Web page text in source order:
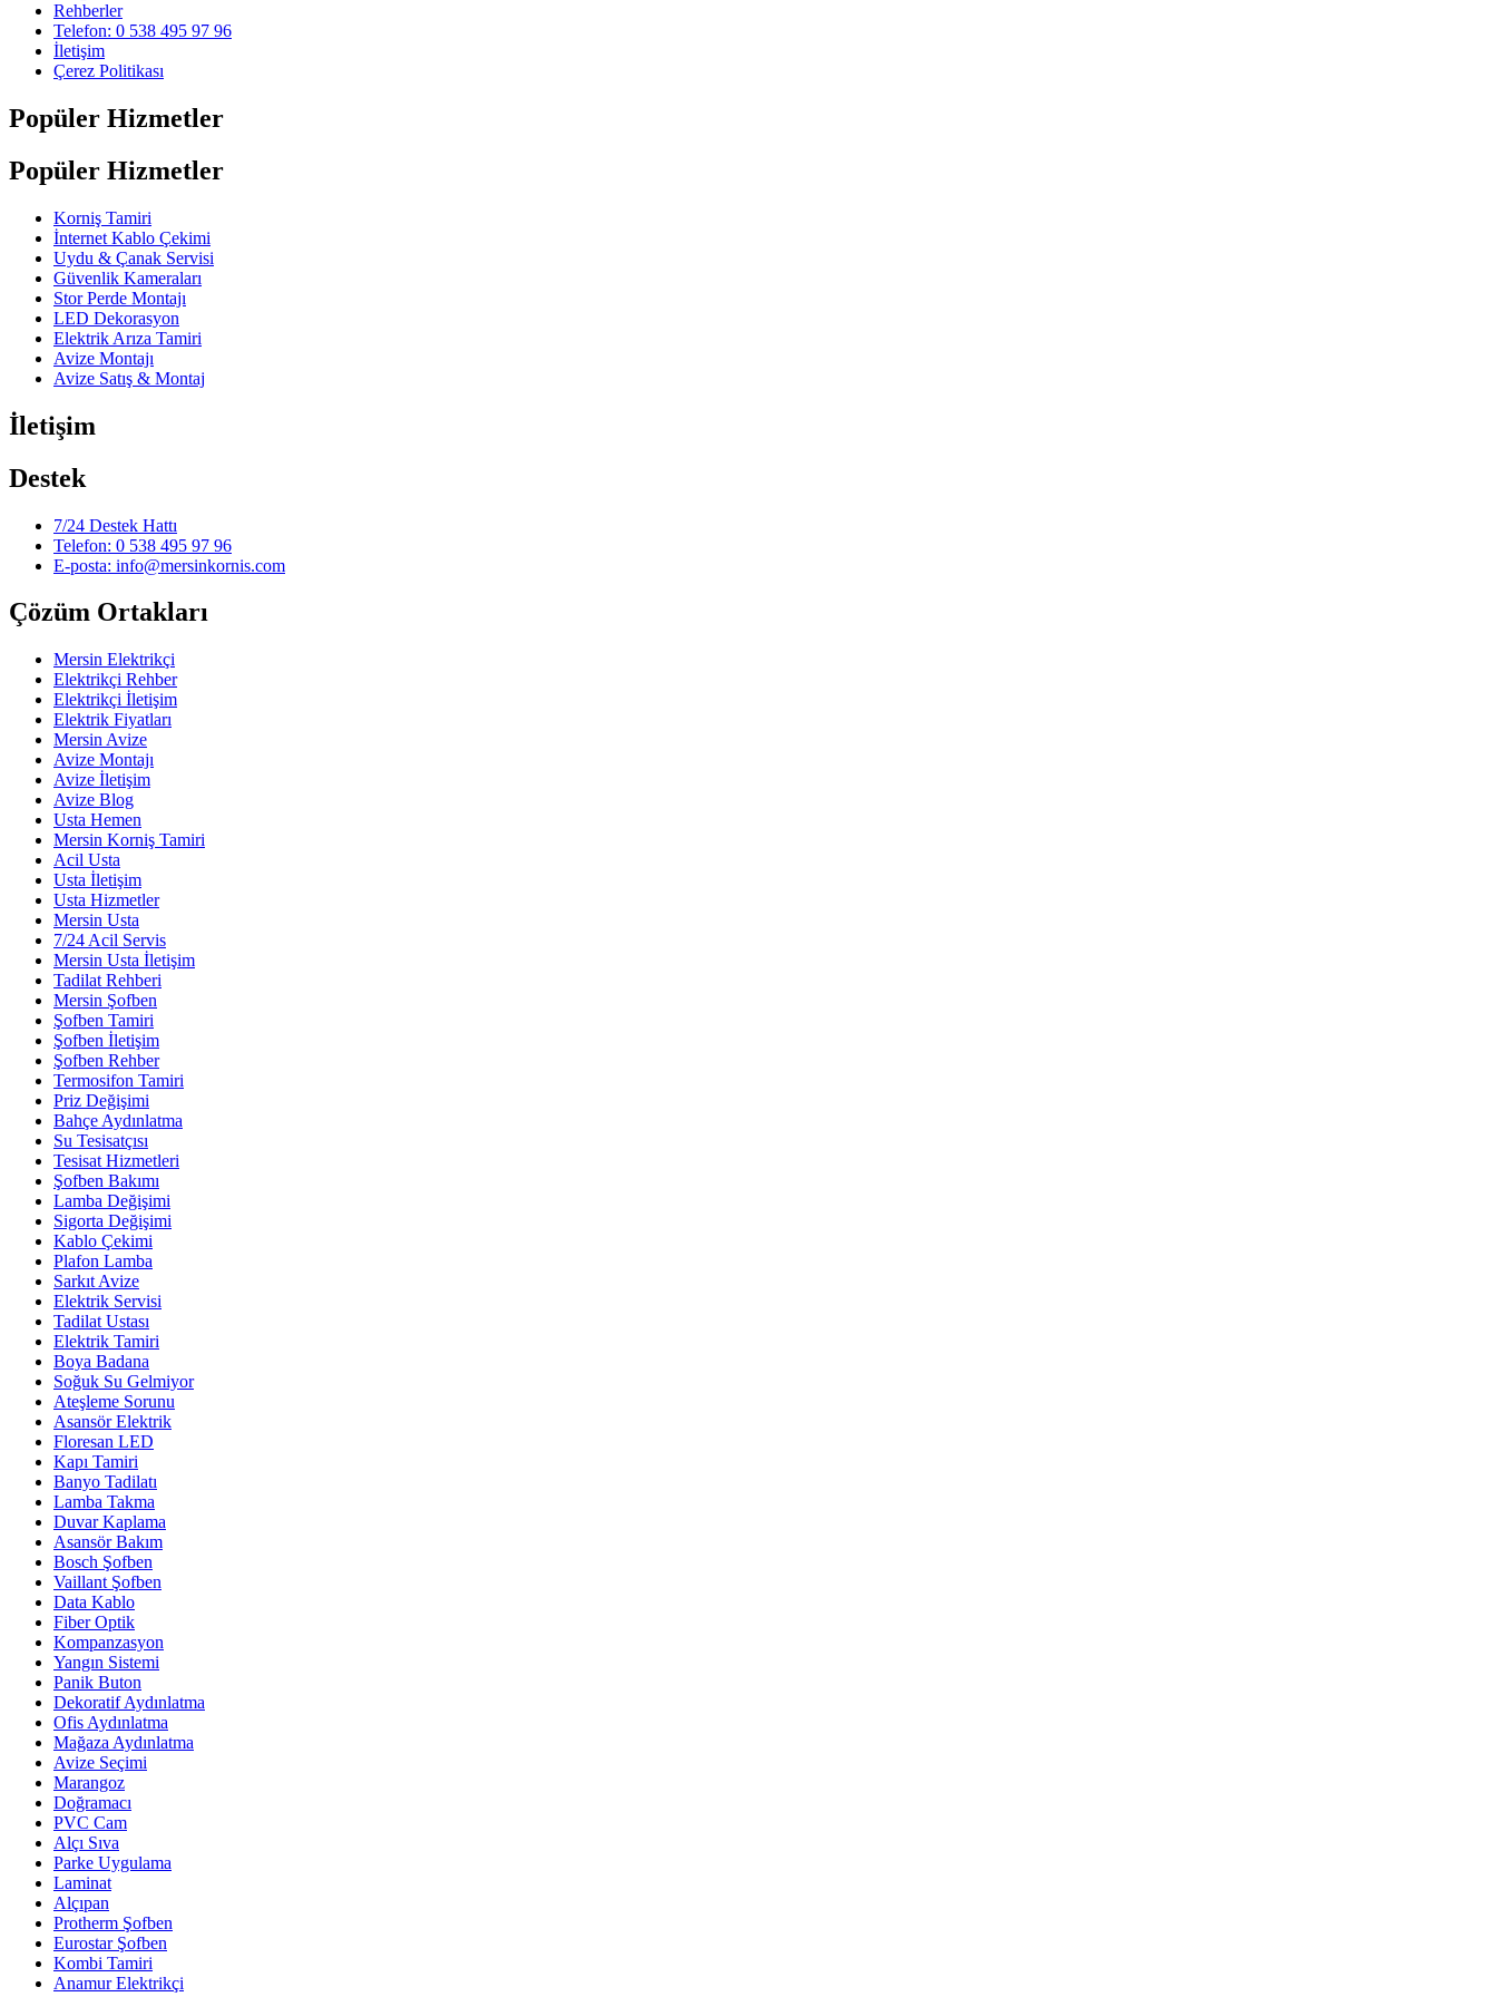
Rehberler
Telefon: 0 538 495 97 96
İletişim
Çerez Politikası
Popüler Hizmetler
Popüler Hizmetler
Korniş Tamiri
İnternet Kablo Çekimi
Uydu & Çanak Servisi
Güvenlik Kameraları
Stor Perde Montajı
LED Dekorasyon
Elektrik Arıza Tamiri
Avize Montajı
Avize Satış & Montaj
İletişim
Destek
7/24 Destek Hattı
Telefon: 0 538 495 97 96
E-posta: info@mersinkornis.com
Çözüm Ortakları
Mersin Elektrikçi
Elektrikçi Rehber
Elektrikçi İletişim
Elektrik Fiyatları
Mersin Avize
Avize Montajı
Avize İletişim
Avize Blog
Usta Hemen
Mersin Korniş Tamiri
Acil Usta
Usta İletişim
Usta Hizmetler
Mersin Usta
7/24 Acil Servis
Mersin Usta İletişim
Tadilat Rehberi
Mersin Şofben
Şofben Tamiri
Şofben İletişim
Şofben Rehber
Termosifon Tamiri
Priz Değişimi
Bahçe Aydınlatma
Su Tesisatçısı
Tesisat Hizmetleri
Şofben Bakımı
Lamba Değişimi
Sigorta Değişimi
Kablo Çekimi
Plafon Lamba
Sarkıt Avize
Elektrik Servisi
Tadilat Ustası
Elektrik Tamiri
Boya Badana
Soğuk Su Gelmiyor
Ateşleme Sorunu
Asansör Elektrik
Floresan LED
Kapı Tamiri
Banyo Tadilatı
Lamba Takma
Duvar Kaplama
Asansör Bakım
Bosch Şofben
Vaillant Şofben
Data Kablo
Fiber Optik
Kompanzasyon
Yangın Sistemi
Panik Buton
Dekoratif Aydınlatma
Ofis Aydınlatma
Mağaza Aydınlatma
Avize Seçimi
Marangoz
Doğramacı
PVC Cam
Alçı Sıva
Parke Uygulama
Laminat
Alçıpan
Protherm Şofben
Eurostar Şofben
Kombi Tamiri
Anamur Elektrikçi